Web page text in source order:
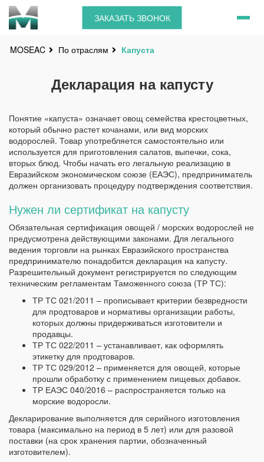
ЗАКАЗАТЬ ЗВОНОК
MOSEAC По отраслям Капуста
Декларация на капусту
Понятие «капуста» означает овощ семейства крестоцветных,
который обычно растет кочанами, или вид морских
водорослей. Товар употребляется самостоятельно или
используется для приготовления салатов, выпечки, сока,
вторых блюд. Чтобы начать его легальную реализацию в
Евразийском экономическом союзе (ЕАЭС), предприниматель
должен организовать процедуру подтверждения соответствия.
Нужен ли сертификат на капусту
Обязательная сертификация овощей / морских водорослей не
предусмотрена действующими законами. Для легального
ведения торговли на рынках Евразийского пространства
предпринимателю понадобится декларация на капусту.
Разрешительный документ регистрируется по следующим
техническим регламентам Таможенного союза (ТР ТС):
ТР ТС 021/2011 – прописывает критерии безвредности
для продтоваров и нормативы организации работы,
которых должны придерживаться изготовители и
продавцы.
ТР ТС 022/2011 – устанавливает, как оформлять
этикетку для продтоваров.
ТР ТС 029/2012 – применяется для овощей, которые
прошли обработку с применением пищевых добавок.
ТР ЕАЭС 040/2016 – распространяется только на
морские водоросли.
Декларирование выполняется для серийного изготовления
товара (максимально на период в 5 лет) или для разовой
поставки (на срок хранения партии, обозначенный
изготовителем).